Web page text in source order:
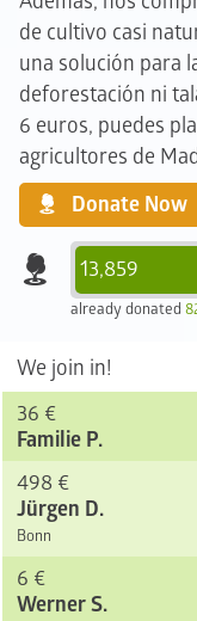
de cultivo casi
una solución para
deforestación ni
6 euros, puedes
agricultores de
Donate Now
13,859
already donated
We join in!
36 €
Familie P.
498 €
Jürgen D.
Bonn
6 €
Werner S.